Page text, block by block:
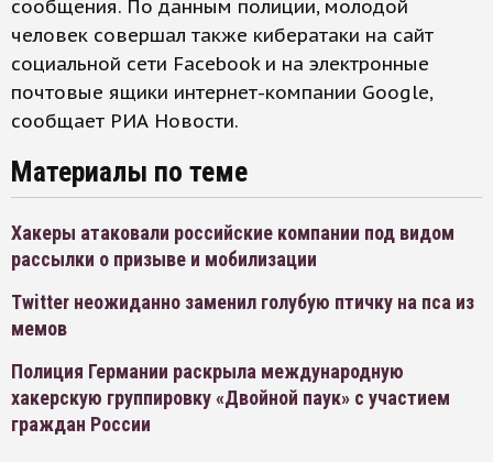
сообщения. По данным полиции, молодой
человек совершал также кибератаки на сайт
социальной сети Facebook и на электронные
почтовые ящики интернет-компании Google,
сообщает РИА Новости.
Материалы по теме
Хакеры атаковали российские компании под видом
рассылки о призыве и мобилизации
Twitter неожиданно заменил голубую птичку на пса из
мемов
Полиция Германии раскрыла международную
хакерскую группировку «Двойной паук» с участием
граждан России